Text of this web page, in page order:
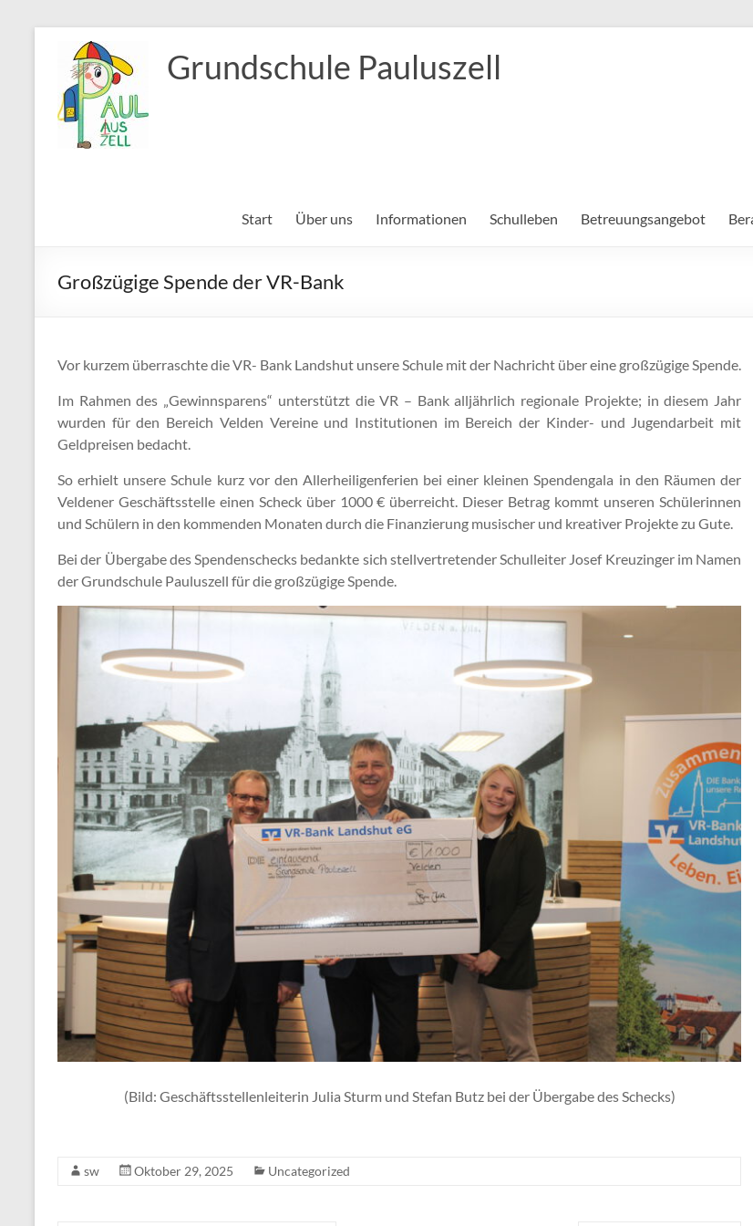
springen
Grundschule Pauluszell
Start Über uns Informationen Schulleben Betreuungsangebot
Großzügige Spende der VR-Bank
Vor kurzem überraschte die VR- Bank Landshut unsere Schule mit der Nachricht über eine großzügige Spende.
Im Rahmen des „Gewinnsparens“ unterstützt die VR – Bank alljährlich regionale Projekte; in diesem Jahr
wurden für den Bereich Velden Vereine und Institutionen im Bereich der Kinder- und Jugendarbeit mit
Geldpreisen bedacht.
So erhielt unsere Schule kurz vor den Allerheiligenferien bei einer kleinen Spendengala in den Räumen der
Veldener Geschäftsstelle einen Scheck über 1000 € überreicht. Dieser Betrag kommt unseren Schülerinnen
und Schülern in den kommenden Monaten durch die Finanzierung musischer und kreativer Projekte zu Gute.
Bei der Übergabe des Spendenschecks bedankte sich stellvertretender Schulleiter Josef Kreuzinger im Namen
der Grundschule Pauluszell für die großzügige Spende.
(Bild: Geschäftsstellenleiterin Julia Sturm und Stefan Butz bei der Übergabe des Schecks)
sw Oktober 29, 2025 Uncategorized